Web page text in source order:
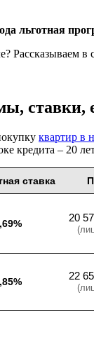
льготная
Рассказываем в
квартир в
кредита – 20
ставка
20
22